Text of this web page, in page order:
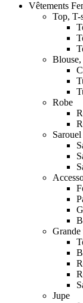
Vêtements
Top, T-
Robe
Grande
Jupe